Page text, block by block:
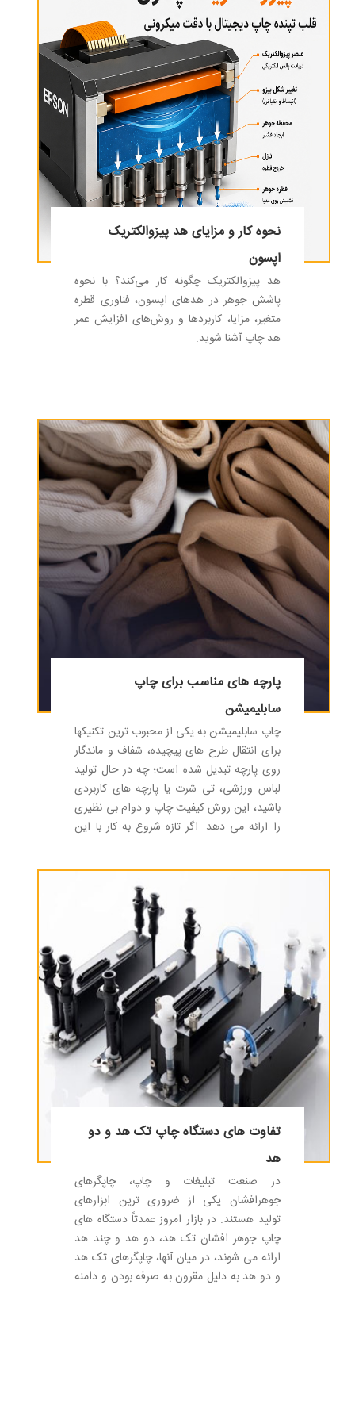
نحوه کار و مزایای هد پیزوالکتریک
اپسون
هد پیزوالکتریک چگونه کار می‌کند؟ با نحوه
پاشش جوهر در هدهای اپسون، فناوری قطره
متغیر، مزایا، کاربردها و روش‌های افزایش عمر
هد چاپ آشنا شوید.
پارچه های مناسب برای چاپ
سابلیمیشن
چاپ سابلیمیشن به یکی از محبوب ترین تکنیکها
برای انتقال طرح های پیچیده، شفاف و ماندگار
روی پارچه تبدیل شده است؛ چه در حال تولید
لباس ورزشی، تی شرت یا پارچه های کاربردی
باشید، این روش کیفیت چاپ و دوام بی نظیری
را ارائه می دهد. اگر تازه شروع به کار با این
انتخاب نوع پارچه برای چاپ سابلیمیشن و نقش
آن در کیفیت محصول نهایی خود کنجکاو باشید،
حقیقت این است که انتخاب پارچه بسیار مهم
تفاوت های دستگاه چاپ تک هد و دو
هد
در صنعت تبلیغات و چاپ، چاپگرهای
جوهرافشان یکی از ضروری ترین ابزارهای
تولید هستند. در بازار امروز عمدتاً دستگاه های
چاپ جوهر افشان تک هد، دو هد و چند هد
ارائه می شوند، در میان آنها، چاپگرهای تک هد
و دو هد به دلیل مقرون به صرفه بودن و دامنه